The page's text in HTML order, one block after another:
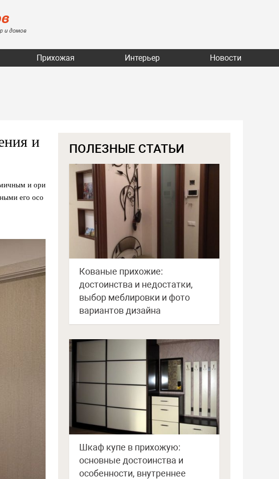
Прихожая Интерьер Новости
и
и ори
его осо
ПОЛЕЗНЫЕ СТАТЬИ
Кованые прихожие:
достоинства и недостатки,
выбор меблировки и фото
вариантов дизайна
Шкаф купе в прихожую:
основные достоинства и
особенности, внутреннее